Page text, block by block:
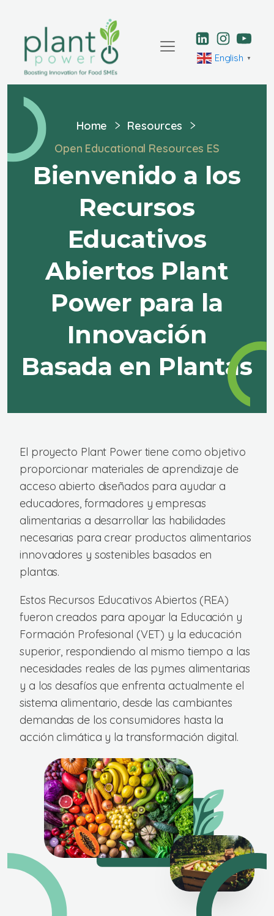
English ▼
Home
Resources
Open Educational Resources ES
Bienvenido a los
Recursos
Educativos
Abiertos Plant
Power para la
Innovación
Basada en Plantas
El proyecto Plant Power tiene como objetivo
proporcionar materiales de aprendizaje de
acceso abierto diseñados para ayudar a
educadores, formadores y empresas
alimentarias a desarrollar las habilidades
necesarias para crear productos alimentarios
innovadores y sostenibles basados en
plantas.
Estos Recursos Educativos Abiertos (REA)
fueron creados para apoyar la Educación y
Formación Profesional (VET) y la educación
superior, respondiendo al mismo tiempo a las
necesidades reales de las pymes alimentarias
y a los desafíos que enfrenta actualmente el
sistema alimentario, desde las cambiantes
demandas de los consumidores hasta la
acción climática y la transformación digital.